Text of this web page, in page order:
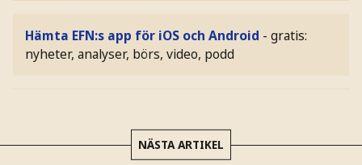
Hämta EFN:s app för iOS och Android - gratis:
nyheter, analyser, börs, video, podd
NÄSTA ARTIKEL